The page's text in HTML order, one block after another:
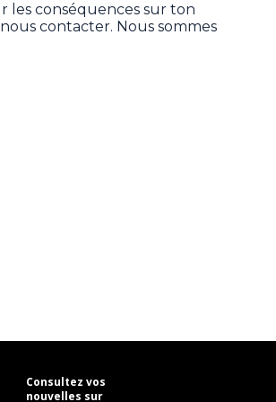
les conséquences sur ton
contacter. Nous sommes
Consultez vos
nouvelles sur